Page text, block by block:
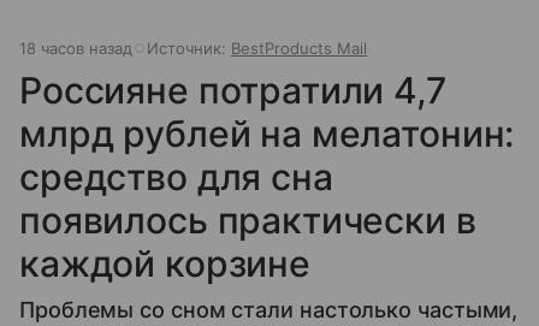
18 часов назад Источник: BestProducts Mail
Россияне потратили 4,7
млрд рублей на мелатонин:
средство для сна
появилось практически в
каждой корзине
Проблемы со сном стали настолько частыми,